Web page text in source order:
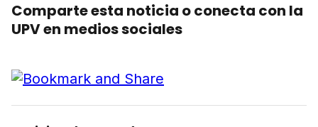
Comparte esta noticia o conecta con la
UPV en medios sociales